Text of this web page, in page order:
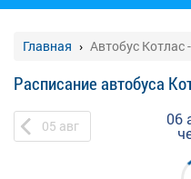
Главная Автобус
Расписание автобуса
05 авг 06